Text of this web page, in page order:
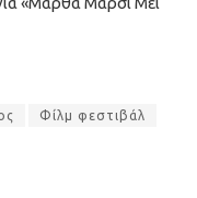
Φίλμ φεστιβάλ